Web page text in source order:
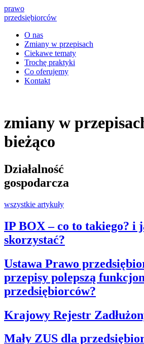
prawo
przedsiębiorców
O nas
Zmiany w przepisach
Ciekawe tematy
Trochę praktyki
Co oferujemy
Kontakt
zmiany w
bieżąco
Działalność
gospodarcza
wszystkie artykuły
IP BOX – co to takiego? i
skorzystać?
Ustawa Prawo
przepisy polepszą
przedsiębiorców?
Krajowy Rejestr
Mały ZUS dla